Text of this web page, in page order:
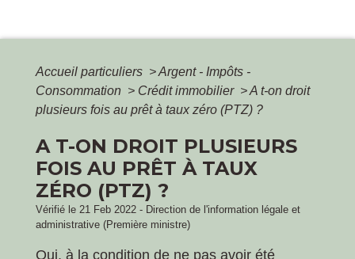
Accueil particuliers >Argent - Impôts -
Consommation > Crédit immobilier >A t-on droit
plusieurs fois au prêt à taux zéro (PTZ) ?
A T-ON DROIT PLUSIEURS
FOIS AU PRÊT À TAUX
ZÉRO (PTZ) ?
Vérifié le 21 Feb 2022 - Direction de l'information légale et
administrative (Première ministre)
Oui, à la condition de ne pas avoir été